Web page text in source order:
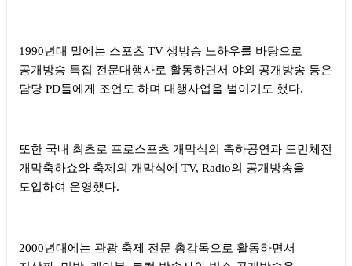
1990년대 말에는 스포츠 TV 생방송 노하우를 바탕으로
공개방송 특집 전문대행사로 활동하면서 야외 공개방송 등은
담당 PD들에게 조언도 하며 대행사업을 벌이기도 했다.
또한 국내 최초로 프로스포츠 개막식의 축하공연과 도민체전
개막축하쇼와 축제의 개막식에 TV, Radio의 공개방송을
도입하여 운영했다.
2000년대에는 관광 축제 전문 총감독으로 활동하면서